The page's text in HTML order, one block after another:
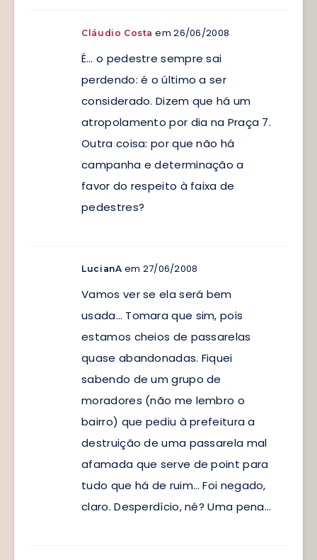
Cláudio Costa em 26/06/2008
É… o pedestre sempre sai
perdendo: é o último a ser
considerado. Dizem que há um
atropolamento por dia na Praça 7.
Outra coisa: por que não há
campanha e determinação a
favor do respeito à faixa de
pedestres?
LucianA em 27/06/2008
Vamos ver se ela será bem
usada… Tomara que sim, pois
estamos cheios de passarelas
quase abandonadas. Fiquei
sabendo de um grupo de
moradores (não me lembro o
bairro) que pediu à prefeitura a
destruição de uma passarela mal
afamada que serve de point para
tudo que há de ruim… Foi negado,
claro. Desperdício, né? Uma pena…